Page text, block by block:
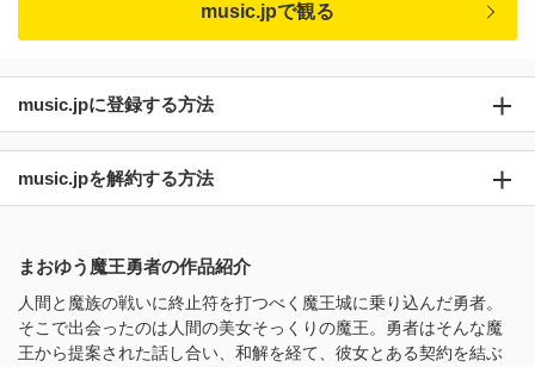
music.jpで観る
music.jpに登録する方法
music.jpを解約する方法
まおゆう魔王勇者の作品紹介
人間と魔族の戦いに終止符を打つべく魔王城に乗り込んだ勇者。
そこで出会ったのは人間の美女そっくりの魔王。勇者はそんな魔
王から提案された話し合い、和解を経て、彼女とある契約を結ぶ